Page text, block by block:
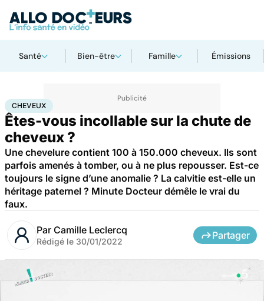
Santé Bien-être Famille Émissions
AccueilSanté
CHEVEUX
Êtes-vous incollable sur la chute de
cheveux ?
Une chevelure contient 100 à 150.000 cheveux. Ils sont
parfois amenés à tomber, ou à ne plus repousser. Est-ce
toujours le signe d’une anomalie ? La calvitie est-elle un
héritage paternel ? Minute Docteur démêle le vrai du
faux.
Par Camille Leclercq
Rédigé le 30/01/2022
Partager